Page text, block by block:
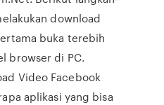
download
buka terebih
browser di PC.
Video Facebook
aplikasi yang bisa